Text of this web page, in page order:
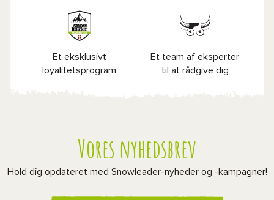
Et eksklusivt
loyalitetsprogram
Et team af eksperter
til at rådgive dig
Vores nyhedsbrev
Hold dig opdateret med Snowleader-nyheder og -kampagner!